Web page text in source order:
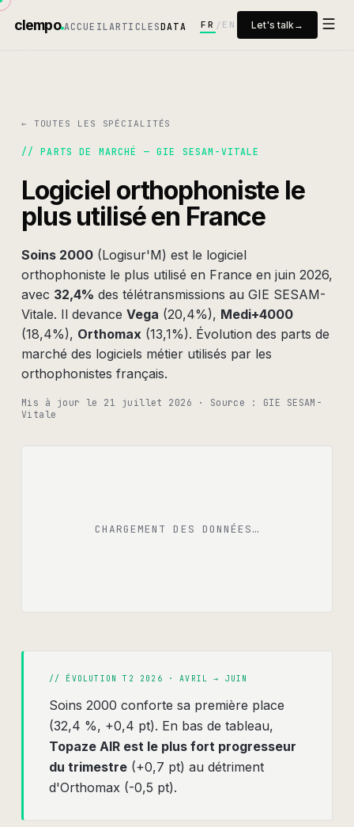
clempo ACCUEIL ARTICLESDATA FR / EN Let's talk→
← TOUTES LES SPÉCIALITÉS
// PARTS DE MARCHÉ —GIE SESAM-VITALE
Logiciel orthophoniste le
plus utilisé en France
Soins 2000(Logisur'M) est le logiciel
orthophoniste le plus utilisé en France en juin 2026,
avec 32,4% des télétransmissions au GIE SESAM-
Vitale. Il devance Vega (20,4%), Medi+4000
(18,4%), Orthomax(13,1%). Évolution des parts de
marché des logiciels métier utilisés par les
orthophonistes français.
Mis à jour le 21 juillet 2026 · Source : GIE SESAM-
Vitale
CHARGEMENT DES DONNÉES…
// ÉVOLUTIONT2 2026 · AVRIL → JUIN
Soins 2000 conforte sa première place
(32,4 %, +0,4 pt). En bas de tableau,
Topaze AIR est le plus fort progresseur
du trimestre(+0,7 pt) au détriment
d'Orthomax (-0,5 pt).